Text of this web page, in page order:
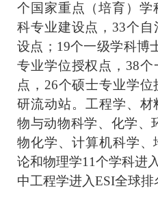
个国家重点（培育）学
科专业建设点， 33个自
设点； 19个一级学科博
专业学位授权点， 38个
点， 26个硕士专业学位
研流动站。工程学、
物与动物科学、化学、
物化学、计算机科学
论和物理学11个学科进入
中工程学进入ESI全球排